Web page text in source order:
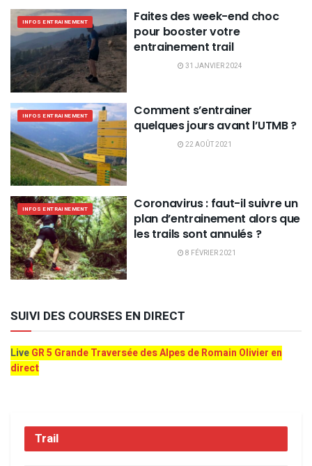
INFOS ENTRAINEMENT
Faites des week-end choc
pour booster votre
entrainement trail
31 JANVIER 2024
INFOS ENTRAINEMENT
Comment s’entrainer
quelques jours avant l’UTMB ?
22 AOÛT 2021
INFOS ENTRAINEMENT
Coronavirus : faut-il suivre un
plan d’entrainement alors que
les trails sont annulés ?
8 FÉVRIER 2021
SUIVI DES COURSES EN DIRECT
LiveGR 5 Grande Traversée des Alpes de Romain Olivier en
direct
Trail